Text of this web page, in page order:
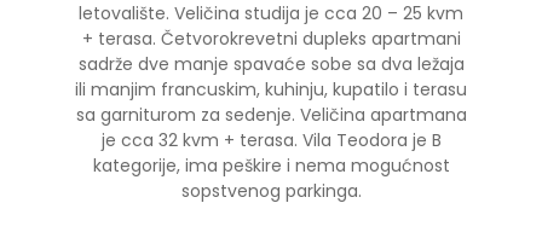
letovalište. Veličina studija je cca 20 – 25 kvm
+ terasa. Četvorokrevetni dupleks apartmani
sadrže dve manje spavaće sobe sa dva ležaja
ili manjim francuskim, kuhinju, kupatilo i terasu
sa garniturom za sedenje. Veličina apartmana
je cca 32 kvm + terasa. Vila Teodora je B
kategorije, ima peškire i nema mogućnost
sopstvenog parkinga.